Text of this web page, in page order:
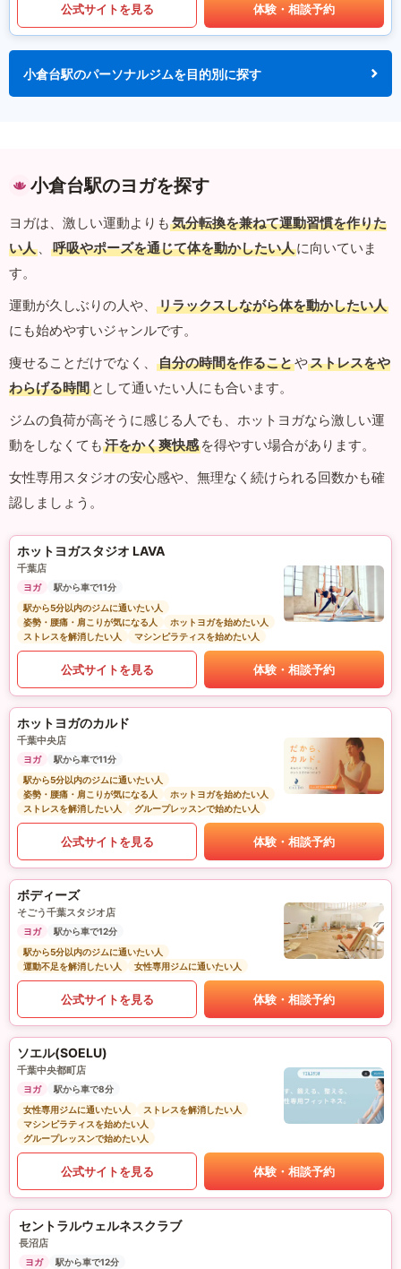
公式サイトを見る 体験・相談予約
小倉台駅のパーソナルジムを目的別に探す
小倉台駅のヨガを探す
ヨガは、激しい運動よりも 気分転換を兼ねて運動習慣を作りた
い人 、 呼吸やポーズを通じて体を動かしたい人に向いていま
す。
運動が久しぶりの人や、
リラックスしながら体を動かしたい人
にも始めやすいジャンルです。
痩せることだけでなく、
自分の時間を作ることやストレスをや
わらげる時間 として通いたい人にも合います。
ジムの負荷が高そうに感じる人でも、ホットヨガなら激しい運
動をしなくても 汗をかく爽快感 を得やすい場合があります。
女性専用スタジオの安心感や、無理なく続けられる回数かも確
認しましょう。
ホットヨガスタジオ LAVA
千葉店
ヨガ
駅から車で11分
駅から5分以内のジムに通いたい人
姿勢・腰痛・肩こりが気になる人
ホットヨガを始めたい人
ストレスを解消したい人
マシンピラティスを始めたい人
公式サイトを見る 体験・相談予約
ホットヨガのカルド
千葉中央店
ヨガ
駅から車で11分
駅から5分以内のジムに通いたい人
姿勢・腰痛・肩こりが気になる人
ホットヨガを始めたい人
ストレスを解消したい人
グループレッスンで始めたい人
公式サイトを見る 体験・相談予約
ボディーズ
そごう千葉スタジオ店
ヨガ
駅から車で12分
駅から5分以内のジムに通いたい人
運動不足を解消したい人
女性専用ジムに通いたい人
公式サイトを見る 体験・相談予約
ソエル(SOELU)
千葉中央都町店
ヨガ
駅から車で8分
女性専用ジムに通いたい人
ストレスを解消したい人
マシンピラティスを始めたい人
グループレッスンで始めたい人
公式サイトを見る 体験・相談予約
セントラルウェルネスクラブ
長沼店
ヨガ 駅から車で12分